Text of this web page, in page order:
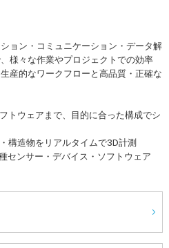
ョン・コミュニケーション・データ解
様々な作業やプロジェクトでの効率
産的なワークフローと高品質・正確な
トウェアまで、目的に合った構成でシ
構造物をリアルタイムで3D計測
センサー・デバイス・ソフトウェア